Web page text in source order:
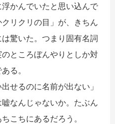
かんでいたと思い込んで
リクリの目」が、きちん
驚いた。つまり固有名詞
ところぼんやりとしか対
る。
せるのに名前が出ない」
なんじゃないか。たぶん
こちにあるだろう。